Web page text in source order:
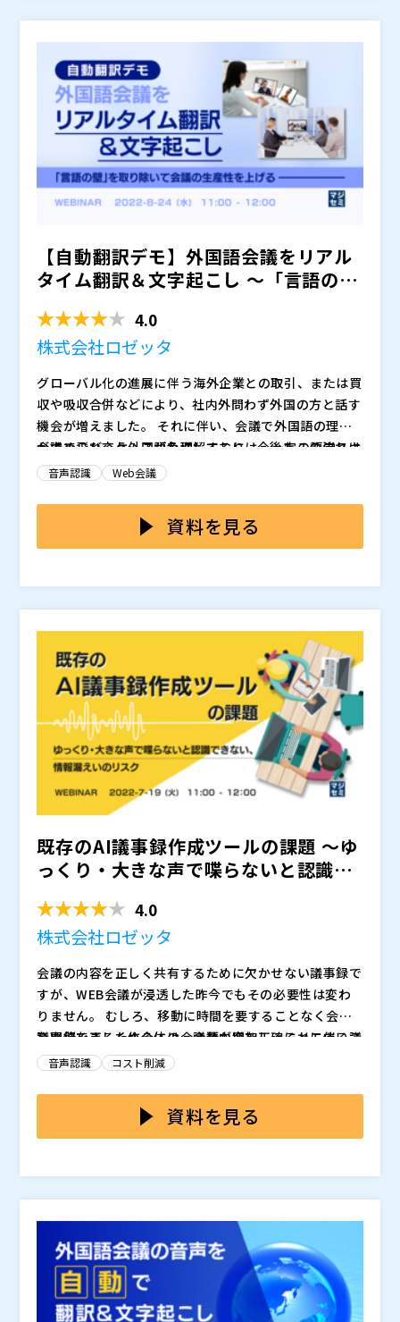
が実態です。
しツール「オンヤク」についても紹介する予定です。
議事録作成を自動化したい、他の文字起こしツールを使
っているが音声認識精度に不満がある、とお考えの方は
ぜひご参加ください。
株式会社オープンソース活用研究所（） マジセミ株式
会社（ ）
【自動翻訳デモ】外国語会議をリアル
タイム翻訳＆文字起こし 〜「言語の
4.0
株式会社ロゼッタ
グローバル化の進展に伴う海外企業との取引、または買
収や吸収合併などにより、社内外問わず外国の方と話す
機会が増えました。 それに伴い、会議で外国語の理解
が求められるケースが急増しており、今後もこの流れは
加速していくことが予想されます。
会議で飛び交う外国語を理解するには、一定の語学スキ
ルが無いと困難です。 理解に時間がかかったり、そも
ならないため、当然ながら会議は円滑に進みません。
また、翻訳スキルをもった社員が同席していても、翻訳
に時間を要すれば会議のテンポは悪くなります。 さら
このような外国語会議の問題を解決するために、音声翻
訳ツールがあります。 しかし、多くのツールは音声認
識の精度が低いのが実態です。 音声翻訳は、音声認識
よりも大きな声でゆっくり話さなければならず、余計な
ストレスを抱えることになってしまうのです。
モを交えながら紹介します。 外国語会議に悩みを抱え
ており、自社に合ったツールを見つけられていない方
は、ぜひご参加ください。
株式会社オープンソース活用研究所（） マジセミ株式
会社（）
音声認識 Web会議
資料を見る
既存のAI議事録作成ツールの課題 ～ゆ
っくり・大きな声で喋らないと認識で
4.0
株式会社ロゼッタ
会議の内容を正しく共有するために欠かせない議事録で
すが、WEB会議が浸透した昨今でもその必要性は変わ
りません。 むしろ、移動に時間を要することなく会議
を開催できるため全体の会議数が増加し、それに伴い議
事録の作成機会も増加する傾向にあるため、議事録作成
議事録を正しく作るには、会話内容を正確にメモするこ
とが必要になります。 しかし、メモを取ることに集中
をしているとメモをとること自体が困難です。 後から
録音データを聞き返して文字起こしする方法もあります
が、そうすると会議後に余分な稼働をかけることになっ
議事録作成を効率化するため、会話内容を文字起こしす
るツールもいくつか出回っています。 しかし、音声認
識の精度が低いため、通常よりゆっくり大きな声で喋ら
もあるため、そもそも利用が憚られるサービスも多いの
が実態です。
アルタイム翻訳も可能なロゼッタ社の音声認識文字起こ
しツール「オンヤク」についても紹介する予定です。
議事録作成を自動化したい、他の文字起こしツールを使
っているが音声認識精度に不満がある、とお考えの方は
ぜひご参加ください。
株式会社オープンソース活用研究所（） マジセミ株式
会社（）
音声認識 コスト削減
資料を見る